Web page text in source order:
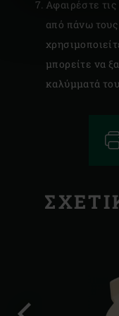
Αφαιρέστε τις
από πάνω τους
μπορείτε να
καλύμματά